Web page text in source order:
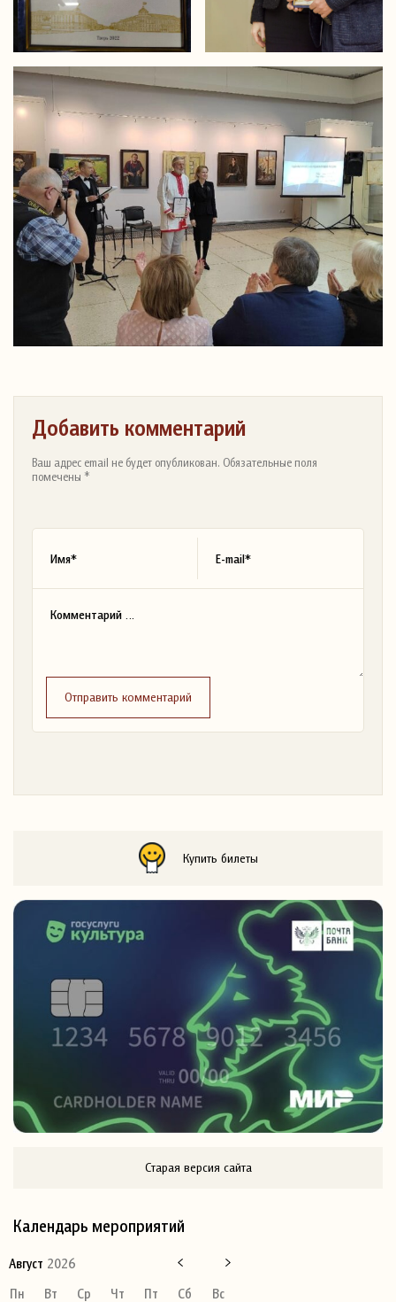
Добавить комментарий
Ваш адрес email не будет опубликован. Обязательные поля
помечены *
Отправить комментарий
Купить билеты
Старая версия сайта
Календарь мероприятий
Август 2026
Пн
Вт Ср Чт Пт Сб
Вс